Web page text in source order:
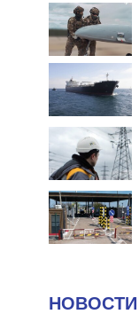
НОВОСТИ